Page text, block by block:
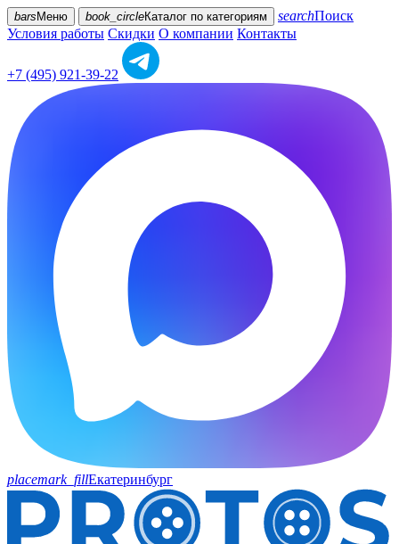
bars Меню book_circleКаталог по категориям searchПоиск
Условия работы Скидки О компании Контакты
+7 (495) 921-39-22
placemark_fillЕкатеринбург